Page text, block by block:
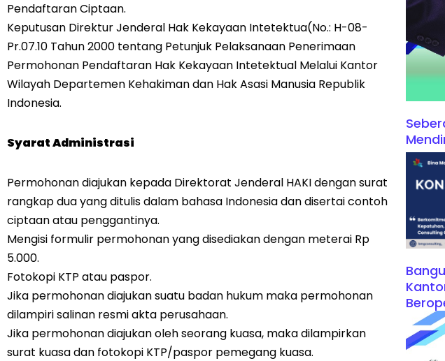
Pendaftaran Ciptaan.
Keputusan Direktur Jenderal Hak Kekayaan Intetektua(No.: H-08-
Pr.07.10 Tahun 2000 tentang Petunjuk Pelaksanaan Penerimaan
Permohonan Pendaftaran Hak Kekayaan Intetektual Melalui Kantor
Wilayah Departemen Kehakiman dan Hak Asasi Manusia Republik
Indonesia.
Syarat Administrasi
Permohonan diajukan kepada Direktorat Jenderal HAKI dengan surat
rangkap dua yang ditulis dalam bahasa Indonesia dan disertai contoh
ciptaan atau penggantinya.
Mengisi formulir permohonan yang disediakan dengan meterai Rp
5.000.
Fotokopi KTP atau paspor.
Jika permohonan diajukan suatu badan hukum maka permohonan
dilampiri salinan resmi akta perusahaan.
Jika permohonan diajukan oleh seorang kuasa, maka dilampirkan
surat kuasa dan fotokopi KTP/paspor pemegang kuasa.